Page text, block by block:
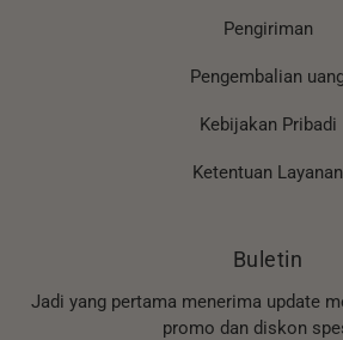
Pengiriman
Pengembalian
Kebijakan Pribadi
Ketentuan Layanan
Buletin
Jadi yang pertama menerima update
promo dan diskon